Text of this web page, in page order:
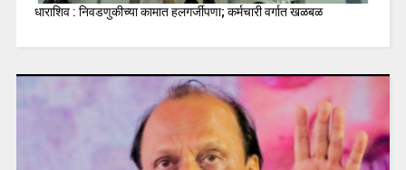
धाराशिव : निवडणुकीच्या कामात हलगर्जीपणा; कर्मचारी वर्गात खळबळ